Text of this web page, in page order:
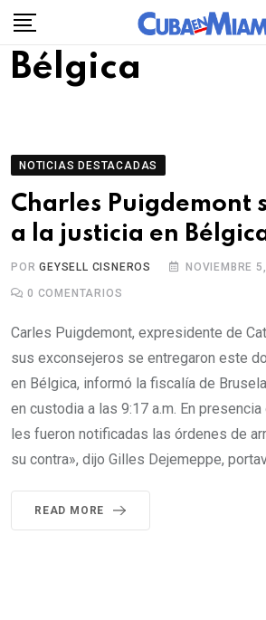
Skip
content
Bélgica
NOTICIAS DESTACADAS
Charles Puigdemont
a la justicia en
PORGEYSELL CISNEROS NOVIEMBRE
0 COMENTARIOS
Carles Puigdemont, expresidente de
sus exconsejeros se entregaron este
en Bélgica, informó la fiscalía de
en custodia a las 9:17 a.m. En
les fueron notificadas las órdenes de
su contra», dijo Gilles Dejemeppe,
READ MORE